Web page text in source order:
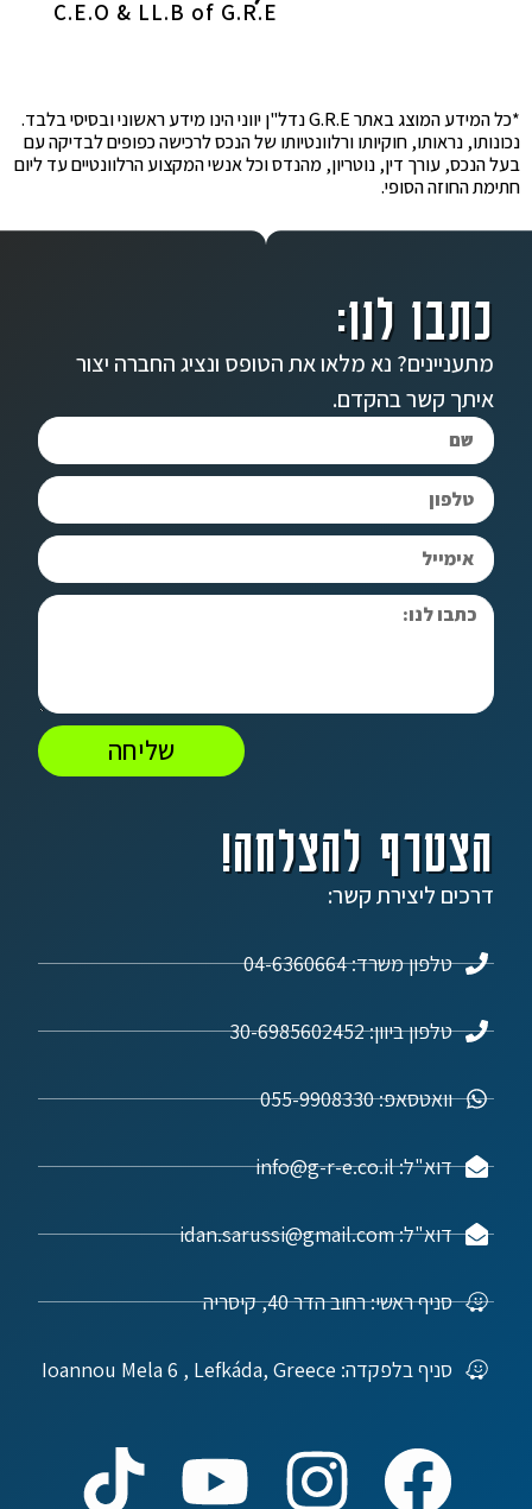
C.E.O & LL.B of G.R.E
*כל המידע המוצג באתר G.R.E נדל"ן יווני הינו מידע ראשוני ובסיסי בלבד.
נכונותו, נראותו, חוקיותו ורלוונטיותו של הנכס לרכישה כפופים לבדיקה עם
בעל הנכס, עורך דין, נוטריון, מהנדס וכל אנשי המקצוע הרלוונטיים עד ליום
חתימת החוזה הסופי.
הצטרף להצלחה!
דרכים ליצירת קשר:
טלפון משרד: 04-6360664
טלפון ביוון: 30-6985602452
וואטסאפ: 055-9908330
דוא"ל: info@g-r-e.co.il
דוא"ל: idan.sarussi@gmail.com
סניף ראשי: רחוב הדר 40, קיסריה
סניף בלפקדה: Ioannou Mela 6 , Lefkáda, Greece
כתבו לנו:
מתעניינים? נא מלאו את הטופס ונציג החברה יצור
איתך קשר בהקדם.
שליחה